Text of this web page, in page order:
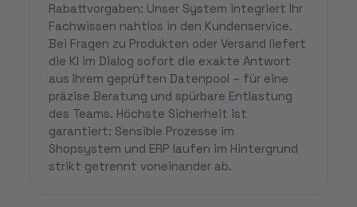
Rabattvorgaben: Unser System integriert Ihr
Fachwissen nahtlos in den Kundenservice.
Bei Fragen zu Produkten oder Versand liefert
die KI im Dialog sofort die exakte Antwort
aus Ihrem geprüften Datenpool – für eine
präzise Beratung und spürbare Entlastung
des Teams. Höchste Sicherheit ist
garantiert: Sensible Prozesse im
Shopsystem und ERP laufen im Hintergrund
strikt getrennt voneinander ab.